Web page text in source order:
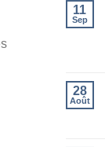
11
Sep
28
Août